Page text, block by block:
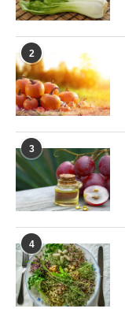
2
3
4